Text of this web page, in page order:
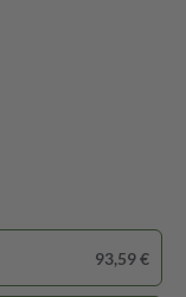
93,59 €